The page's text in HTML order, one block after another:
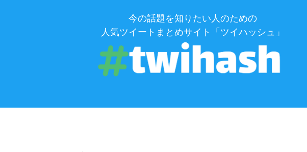
今の話題を知りたい人のための
人気ツイートまとめサイト「ツイハッシュ」